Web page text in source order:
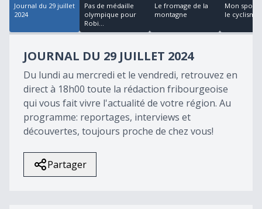
Journal du 29 juillet
2024
Pas de médaille
olympique pour
Robi...
Le fromage de la
montagne
Mon sport
le cyclisme
JOURNAL DU 29 JUILLET 2024
Du lundi au mercredi et le vendredi, retrouvez en
direct à 18h00 toute la rédaction fribourgeoise
qui vous fait vivre l'actualité de votre région. Au
programme: reportages, interviews et
découvertes, toujours proche de chez vous!
Partager